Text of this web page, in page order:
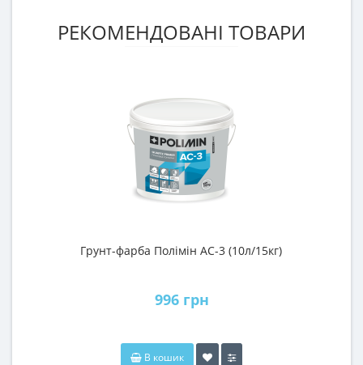
РЕКОМЕНДОВАНІ ТОВАРИ
Грунт-фарба Полімін АС-3 (10л/15кг)
996 грн
В кошик